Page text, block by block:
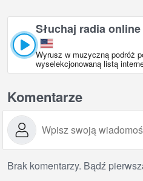
Reef z University of Miami, aby
zidentyfikowania
staghorn (Acropora cervicornis) i
które zostały rozmnożone w ich
Narodowym Biscayne.
Słuchaj radia
Wyrusz w muzyczną podróż
wyselekcjonowaną listą
Komentarze
Brak komentarzy. Bądź